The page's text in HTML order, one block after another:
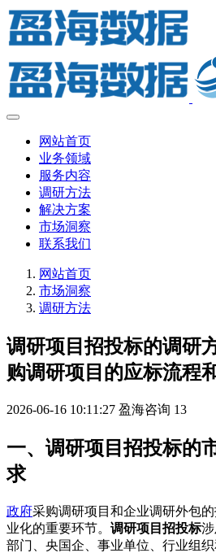
网站首页
业务领域
服务内容
调研方法
解决方案
市场洞察
联系我们
网站首页
市场洞察
调研方法
调研项目招投标的调研
购调研项目的应标流程
2026-06-16 10:11:27 盈海咨询 13
一、调研项目招投标的
求
政府采购调研项目和企业调研外包
业化的重要环节。 调研项目招投标
部门、央国企、事业单位、行业组